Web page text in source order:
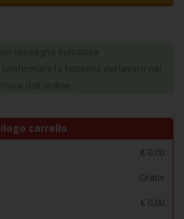
consegna indicativa
la fattibilità del lavoro nei
dall'ordine.
carrello
€ 0,00
Gratis
€ 0,00